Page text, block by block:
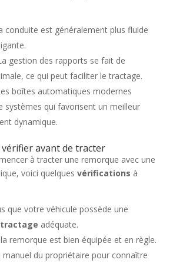
conduite est généralement plus fluide
gestion des rapports se fait de
ce qui peut faciliter le tractage.
boîtes automatiques modernes
systèmes qui favorisent un meilleur
dynamique.
avant de tracter
à tracter une remorque avec une
voici quelques vérifications à
que votre véhicule possède une
tractage adéquate.
remorque est bien équipée et en règle.
manuel du propriétaire pour connaître